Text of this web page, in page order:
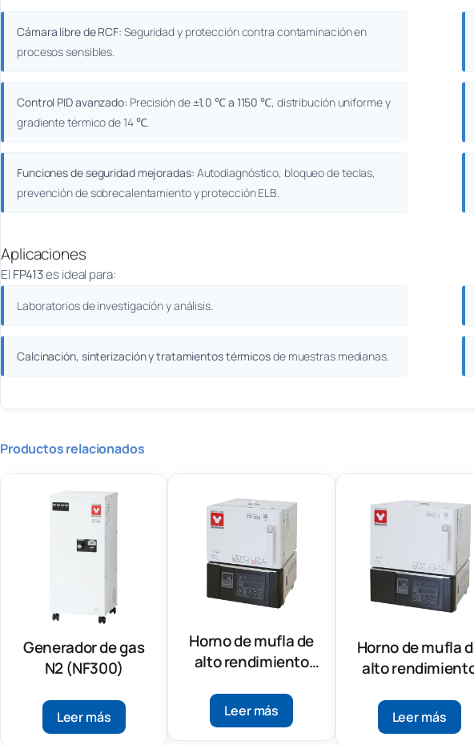
Cámara libre de RCF: Seguridad y protección contra contaminación en
procesos sensibles.
Control PID avanzado: Precisión de±1,0 ℃ a 1150 ℃, distribución uniforme y
gradiente térmico de 14 ℃.
Funciones de seguridad mejoradas: Autodiagnóstico, bloqueo de teclas,
prevención de sobrecalentamiento y protección ELB.
Aplicaciones
El FP413es ideal para:
Laboratorios de investigación y análisis.
Calcinación, sinterización y tratamientos térmicosde muestras medianas.
Productos relacionados
Generador de gas
N2 (NF300)
Leer más
Horno de mufla de
alto rendimiento
Leer más
Horno de mufla
alto
Leer más